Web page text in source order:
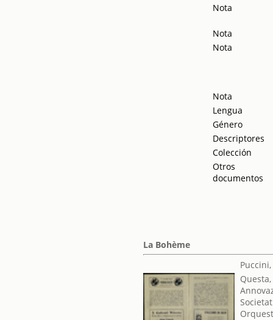
Nota
Nota
Nota
Nota
Lengua
Género
Descriptores
Colección
Otros
documentos
La Bohème